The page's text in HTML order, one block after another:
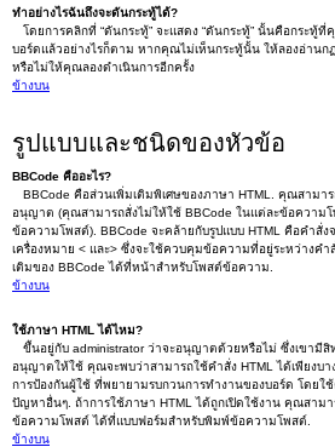
ทำอย่างไรฉันถึงจะดันกระทู้ได้?
โดยการคลิกที่ “ดันกระทู้” จะแสดง “ดันกระทู้” นั้นคือกระทู้
บอร์ดแล้วอย่างไรก็ตาม หากคุณไม่เห็นกระทู้นั้น ให้ลองอ่าน
หรือไม่ให้คุณลองดำเนินการอีกครั้ง
ข้างบน
รูปแบบและชนิดของหัวข้อ
BBCode คืออะไร?
BBCode คือส่วนเพิ่มเติมพิเศษของภาษา HTML. คุณสามาร
อนุญาต (คุณสามารถสั่งไม่ให้ใช้ BBCode ในแต่ละข้อความ
ข้อความโพสต์). BBCode จะคล้ายกับรูปแบบ HTML คือคำสั่ง
เครื่องหมาย < และ> ซึ่งจะใช้ควบคุมข้อความที่อยู่ระหว่างค
เติมของ BBCode ได้ที่หน้าสำหรับโพสต์ข้อความ.
ข้างบน
ใช้ภาษา HTML ได้ไหม?
ขึ้นอยู่กับ administrator ว่าจะอนุญาตด้วยหรือไม่ ซึ่งเขามี
อนุญาตให้ใช้ คุณจะพบว่าสามารถใช้คำสั่ง HTML ได้เพียงบ
การป้องกันผู้ใช้ ที่พยายามรบกวนการทำงานของบอร์ด โดยใ
ปัญหาอื่นๆ. ถ้าการใช้ภาษา HTML ได้ถูกเปิดใช้งาน คุณสาม
ข้อความโพสต์ ได้ที่แบบฟอร์มสำหรับพิมพ์ข้อความโพสต์.
ข้างบน